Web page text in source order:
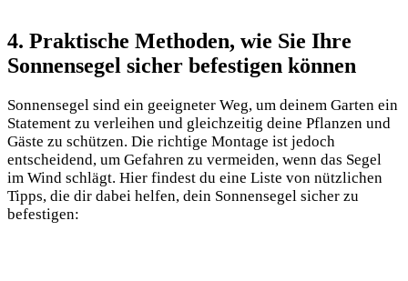
4. Praktische Methoden, wie Sie Ihre
Sonnensegel sicher befestigen können
Sonnensegel sind ein geeigneter Weg, um deinem Garten ein
Statement zu verleihen und gleichzeitig deine Pflanzen und
Gäste zu schützen. Die richtige Montage ist jedoch
entscheidend, um Gefahren zu vermeiden, wenn das Segel
im Wind schlägt. Hier findest du eine Liste von nützlichen
Tipps, die dir dabei helfen, dein Sonnensegel sicher zu
befestigen: